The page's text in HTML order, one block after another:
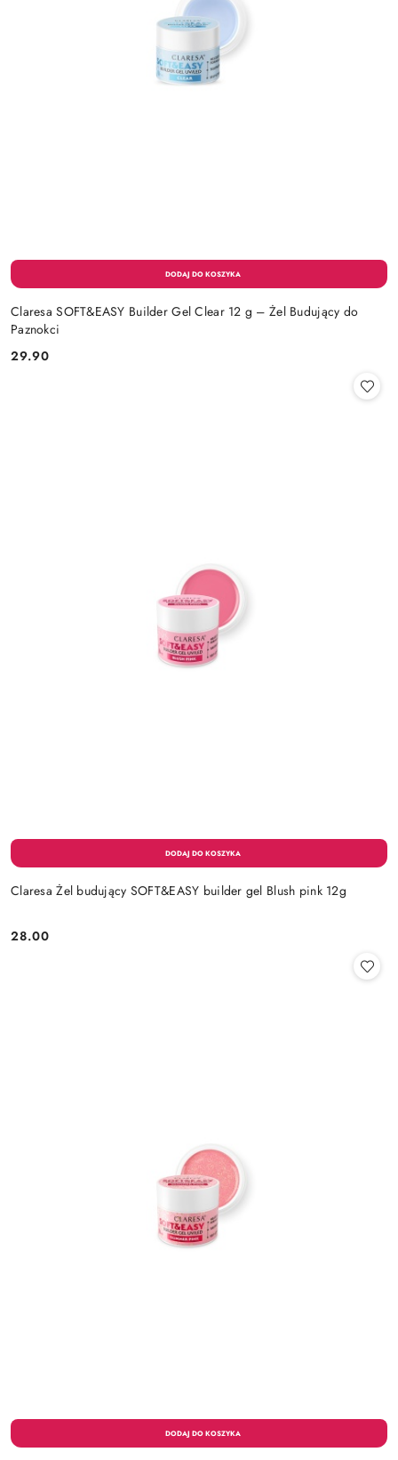
Claresa SOFT&EASY Builder Gel Clear 12 g – Żel Budujący do
Paznokci
Cena:
29.90
Claresa Żel budujący SOFT&EASY builder gel Blush pink 12g
Cena:
28.00